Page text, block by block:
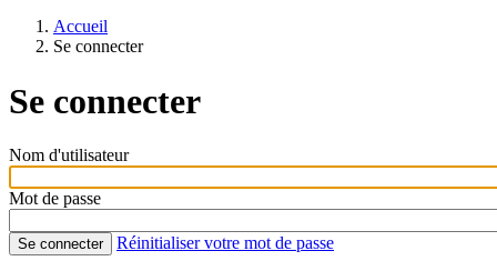
Accueil
Se connecter
Se connecter
Nom d'utilisateur
Mot de passe
Se connecter Réinitialiser votre mot de passe